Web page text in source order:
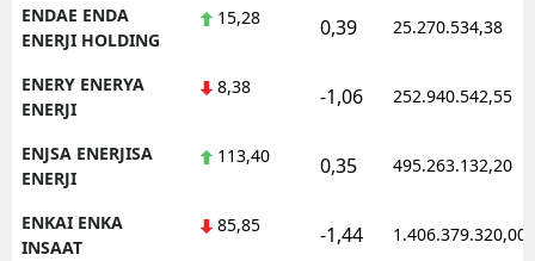
ENDAE ENDA
ENERJI HOLDING
15,28 0,39 25.270.534,38
ENERY ENERYA
ENERJI
8,38 -1,06 252.940.542,55
ENJSA ENERJISA
ENERJI
113,40 0,35 495.263.132,20
ENKAI ENKA
INSAAT
85,85 -1,44 1.406.379.320,00